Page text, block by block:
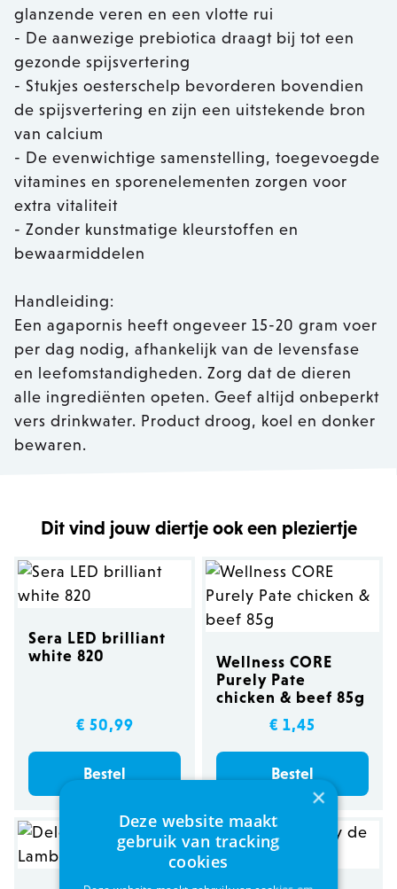
glanzende veren en een vlotte rui
- De aanwezige prebiotica draagt bij tot een
gezonde spijsvertering
- Stukjes oesterschelp bevorderen bovendien
de spijsvertering en zijn een uitstekende bron
van calcium
- De evenwichtige samenstelling, toegevoegde
vitamines en sporenelementen zorgen voor
extra vitaliteit
- Zonder kunstmatige kleurstoffen en
bewaarmiddelen
Handleiding:
Een agapornis heeft ongeveer 15-20 gram voer
per dag nodig, afhankelijk van de levensfase
en leefomstandigheden. Zorg dat de dieren
alle ingrediënten opeten. Geef altijd onbeperkt
vers drinkwater. Product droog, koel en donker
bewaren.
Dit vind jouw diertje ook een pleziertje
Sera LED brilliant
white 820
€ 50,99
Bestel
Wellness CORE
Purely Pate
chicken & beef 85g
€ 1,45
Bestel
×
Deze website maakt
gebruik van tracking
cookies